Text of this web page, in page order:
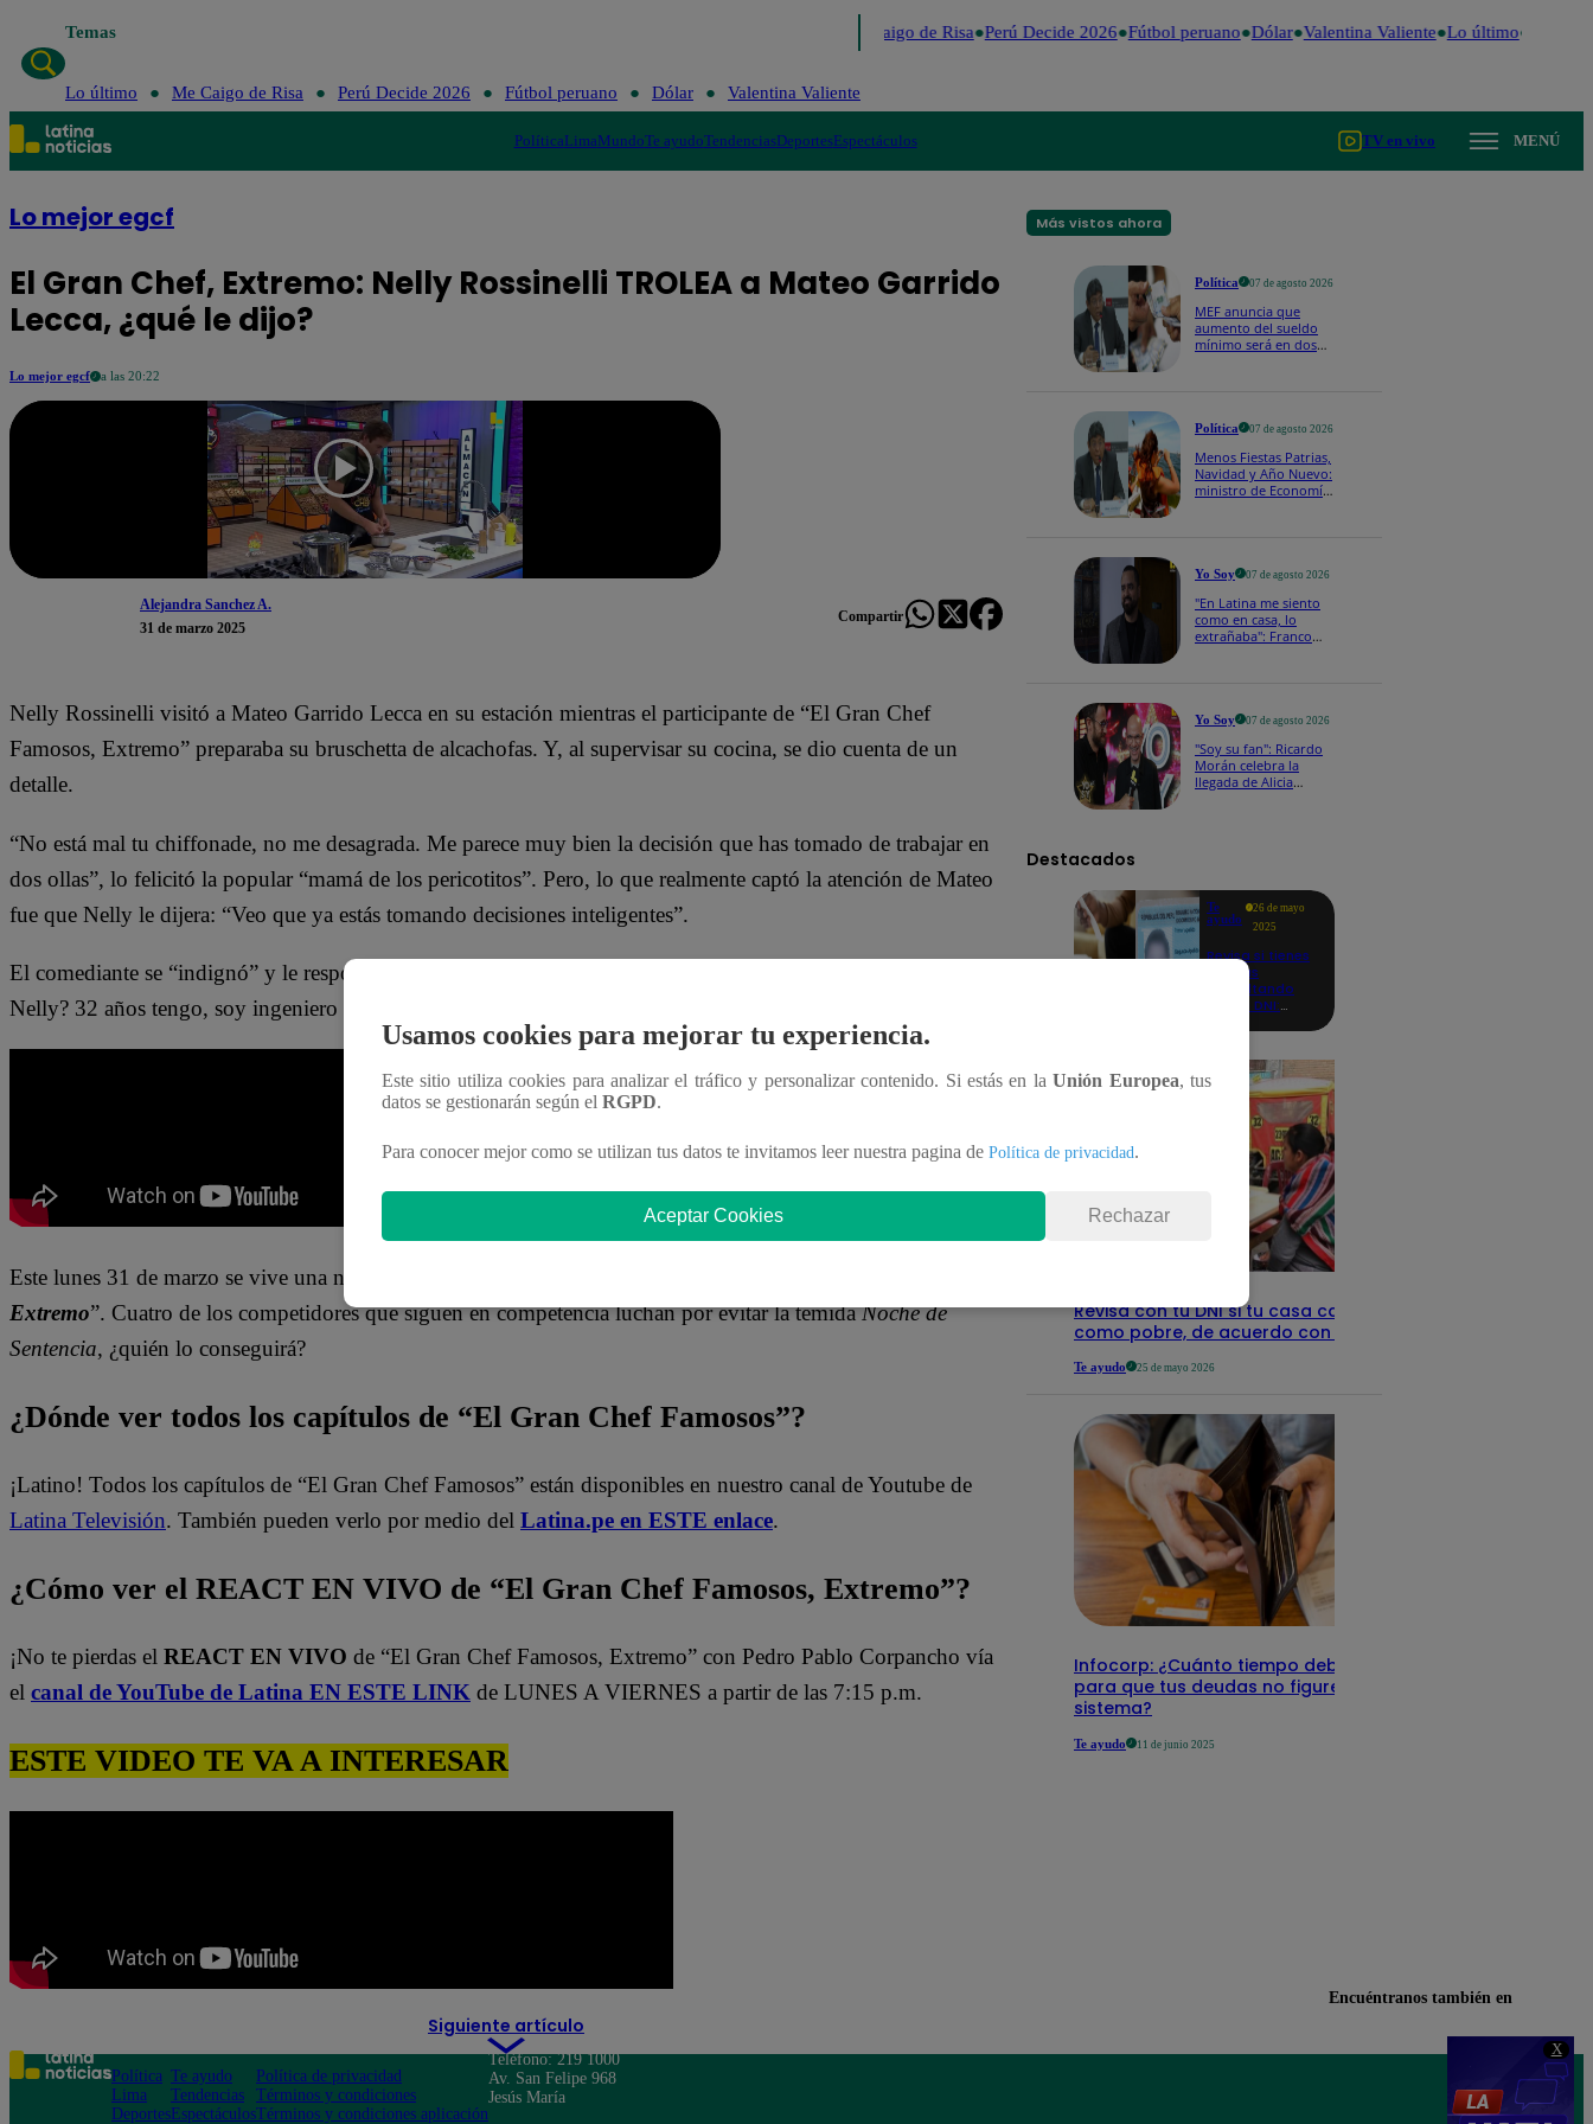
X
Temas Me Caigo de Risa Perú Decide 2026 Fútbol peruano Dólar Valentina Valiente Lo último
Lo último Me Caigo de Risa Perú Decide 2026 Fútbol peruano Dólar Valentina Valiente
PolíticaLimaMundoTe ayudoTendenciasDeportesEspectáculos TV en vivo MENÚ
Lo mejor egcf
El Gran Chef, Extremo: Nelly Rossinelli TROLEA a Mateo Garrido
Lecca, ¿qué le dijo?
Lo mejor egcf a las 20:22
Alejandra Sanchez A.
31 de marzo 2025
Compartir
Nelly Rossinelli visitó a Mateo Garrido Lecca en su estación mientras el participante de “El Gran Chef
Famosos, Extremo” preparaba su bruschetta de alcachofas. Y, al supervisar su cocina, se dio cuenta de un
detalle.
“No está mal tu chiffonade, no me desagrada. Me parece muy bien la decisión que has tomado de trabajar en
dos ollas”, lo felicitó la popular “mamá de los pericotitos”. Pero, lo que realmente captó la atención de Mateo
fue que Nelly le dijera: “Veo que ya estás tomando decisiones inteligentes”.
El comediante se “indignó” y le respondió desde el confesionario: “¿Cómo que ya estoy? ¿Cómo que recién,
Nelly? 32 años tengo, soy ingeniero industrial”.
Este lunes 31 de marzo se vive una nueva noche de competencia en la cocina de “
Extremo”. Cuatro de los competidores que siguen encompetencialuchan por evitar la temidaNoche de
Sentencia, ¿quién lo conseguirá?
¿Dónde ver todos los capítulos de “El Gran Chef Famosos”?
¡Latino! Todos los capítulos de “El Gran Chef Famosos” están disponibles en nuestro canal de Youtube de
Latina Televisión. También pueden verlo por medio del Latina.pe en ESTE enlace.
¿Cómo ver el REACT EN VIVO de “El Gran Chef Famosos, Extremo”?
¡No te pierdas el REACT EN VIVO de “El Gran Chef Famosos, Extremo” con Pedro Pablo Corpancho vía
el canal de YouTube de Latina EN ESTE LINK de LUNES A VIERNES a partir de las 7:15 p.m.
ESTE VIDEO TE VA A INTERESAR
Siguiente artículo
Más vistos ahora
Política 07 de agosto 2026
MEF anuncia que
aumento del sueldo
mínimo será en dos
Política 07 de agosto 2026
Menos Fiestas Patrias,
Navidad y Año Nuevo:
ministro de Economía
Yo Soy 07 de agosto 2026
"En Latina me siento
como en casa, lo
extrañaba": Franco
Yo Soy 07 de agosto 2026
"Soy su fan": Ricardo
Morán celebra la
llegada de Alicia
Destacados
Te
ayudo
26 de mayo
2025
Revisa si tienes
deudas
consultando
con tu DNI:
Revisa con tu DNI si tu casa califica
como pobre, de acuerdo con el Sisfoh
Te ayudo 25 de mayo 2026
Infocorp: ¿Cuánto tiempo debe pasar
para que tus deudas no figuren en su
sistema?
Te ayudo 11 de junio 2025
Usamos cookies para mejorar tu experiencia.
Este sitio utiliza cookies para analizar el tráfico y personalizar contenido. Si estás en laUnión Europea, tus
datos se gestionarán según el RGPD.
Para conocer mejor como se utilizan tus datos te invitamos leer nuestra pagina de Política de privacidad.
Aceptar Cookies Rechazar
Encuéntranos también en
Política
Lima
Deportes
Te ayudo
Tendencias
Espectáculos
Política de privacidad
Términos y condiciones
Términos y condiciones aplicación
Teléfono: 219 1000
Av. San Felipe 968
Jesús María